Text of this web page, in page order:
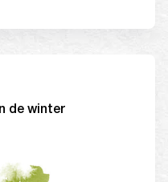
de winter